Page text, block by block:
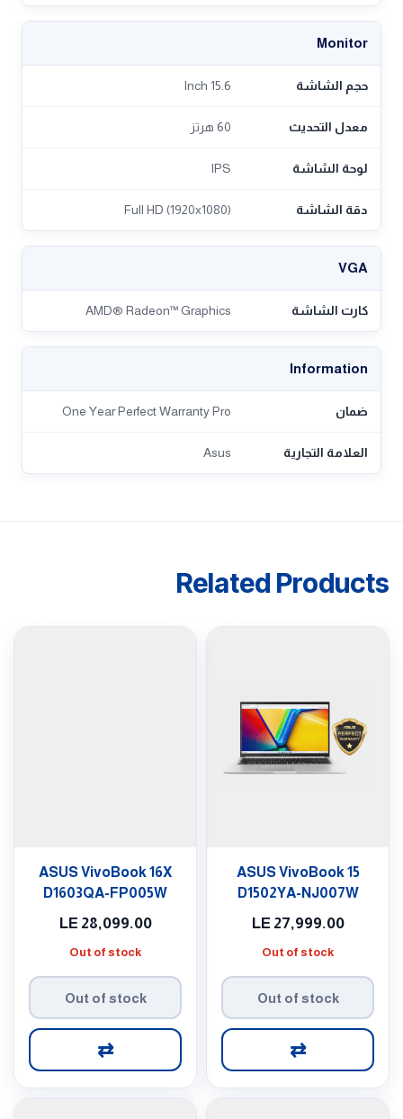
Monitor
حجم الشاشة 15.6 Inch
معدل التحديث 60 هرتز
لوحة الشاشة IPS
دقة الشاشة Full HD (1920x1080)
VGA
كارت الشاشة AMD® Radeon™ Graphics
Information
ضمان One Year Perfect Warranty Pro
العلامة التجارية Asus
Related Products
ASUS VivoBook 15
D1502YA-NJ007W
LE 27,999.00
Out of stock
Out of stock
⇄
ASUS VivoBook 16X
D1603QA-FP005W
LE 28,099.00
Out of stock
Out of stock
⇄